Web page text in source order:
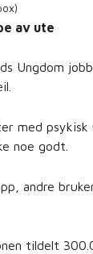
av ute
Ungdom
med
noe godt.
andre
tildelt